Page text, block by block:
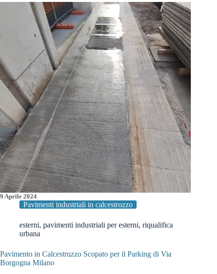
Cameri
Centro
MRO
Aeronautica
Militare
9 Aprile 2024
Pavimenti industriali in calcestruzzo
esterni, pavimenti industriali per esterni, riqualifica
urbana
Pavimento in Calcestruzzo Scopato per il Parking di Via
Borgogna Milano